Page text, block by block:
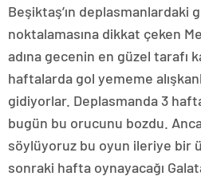
Beşiktaş’ın deplasmanlardaki
noktalamasına dikkat çeken
adına gecenin en güzel tarafı
haftalarda gol yememe
gidiyorlar. Deplasmanda 3
bugün bu orucunu bozdu.
söylüyoruz bu oyun ileriye bir
sonraki hafta oynayacağı